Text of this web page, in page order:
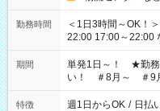
勤務時間
＜1日3時間～OK！＞ ▼ 例えば… ▼ 15:00～18:00 15:00～
22:00 17:00～22:00 など こちら以外の時間もお気軽
ださい！
期間
単発1日～！ ★勤務
い！ ＃8月～ ＃9
特徴 週1日からOK / 日払